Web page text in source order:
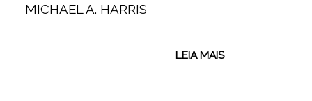
MICHAEL A. HARRIS
LEIA MAIS